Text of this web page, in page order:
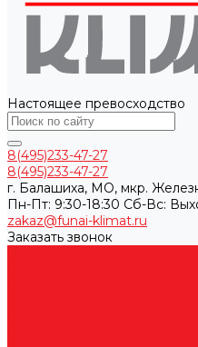
Настоящее превосходство
8(495)233-47-27
8(495)233-47-27
г. Балашиха, МО, мкр.
Пн-Пт: 9:30-18:30 Cб-Вс:
zakaz@funai-klimat.ru
Заказать звонок